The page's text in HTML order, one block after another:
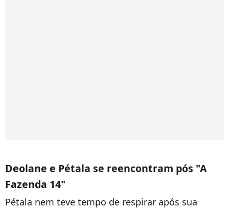
Deolane e Pétala se reencontram pós "A
Fazenda 14"
Pétala nem teve tempo de respirar após sua